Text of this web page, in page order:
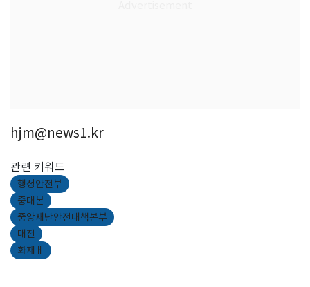
hjm@news1.kr
관련 키워드
행정안전부
중대본
중앙재난안전대책본부
대전
화재ㅐ